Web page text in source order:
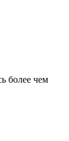
более чем